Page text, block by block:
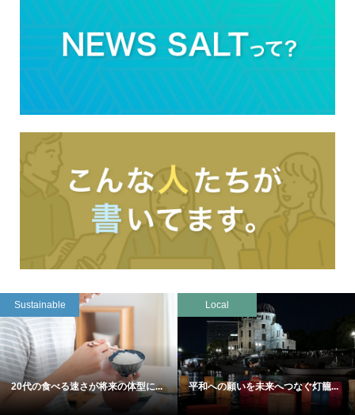
Sustainable
20代の食べる速さが将来の体型に...
Local
平和への願いを未来へつなぐ灯籠...